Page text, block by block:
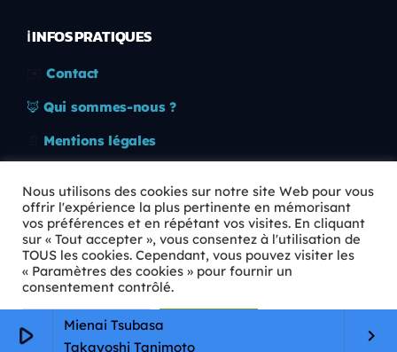
play_arrow
Mienai Tsubasa
Takayoshi Tanimoto
keyboard_arrow_right
ℹ️ INFOS PRATIQUES
Contact
🦊 Qui sommes-nous ?
Mentions légales
🛡️ RGPD
Copyright © 2026 Animkids. Tous droits réservés.
Nous utilisons des cookies sur notre site Web pour vous
offrir l'expérience la plus pertinente en mémorisant
vos préférences et en répétant vos visites. En cliquant
sur « Tout accepter », vous consentez à l'utilisation de
TOUS les cookies. Cependant, vous pouvez visiter les
« Paramètres des cookies » pour fournir un
consentement contrôlé.
Paramètres Cookie